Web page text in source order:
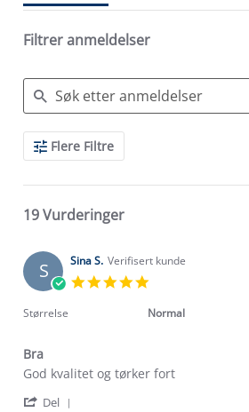
Filtrer anmeldelser
Search
ReviewsFlere Filtre
19 Vurderinger
S Sina S. Verifisert kunde
rating
Størrelse Normal
Bra
Review
Sina
review
Bra
God kvalitet og tørker fort
Del